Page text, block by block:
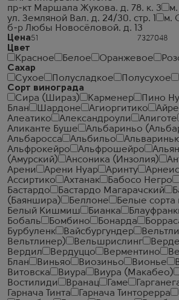
пр-кт Маршала Жукова. д. 78. к. 3
ул. Земляной Вал. д. 24/30. стр. 1
м.
б-р Любы Новосёловой. д. 13
Цена
Цвет
Красное
Белое Оранжевое
Сахар
Сухое
Полусладкое Полусухое
Сорт винограда
Сира (Шираз)
Карменер Пино
Блан
Шардоне Агиоргитико
Алеатико
Александроули Алиготе
Аликанте Буше
Альбариньо
Альбаросса
Альбильо
Альфрокейро
Альфрошейро
(Амурский)
Ансоника (Инзолия)
Арени
Арени Нуар Аринту Арнеис
Ассиртико
Ахтанак Бабосо Негро
Бастардо
Бастардо Магарачский
(Баяншира)
Беллоне
Белые сорта
Белый Кишмиш
Бианка
Бобаль
Бомбино Бонарда
Бурбуленк
Вайсбургундер
Вельтлинер)
Вельшрислинг
Вердил
Вердуццо Верментино
Блан
Виньяо Виозиньо Вионье
Витовска
Виура Виура (Макабео)
Востилиди
Вранац Гаме
Гарнача Тинта
Гарнача Тинторерра